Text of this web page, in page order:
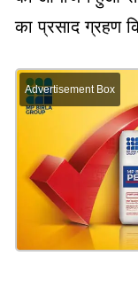
का प्रसाद ग्रहण
Advertisement Box